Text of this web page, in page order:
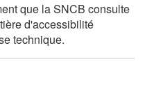
que la SNCB consulte
d'accessibilité
technique.